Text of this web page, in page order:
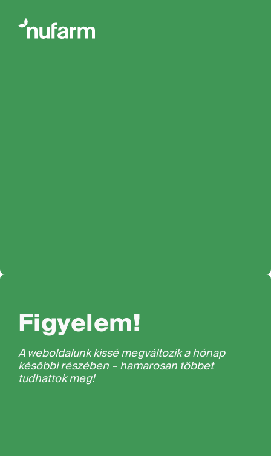
Figyelem!
A weboldalunk kissé megváltozik a hónap
későbbi részében – hamarosan többet
tudhattok meg!